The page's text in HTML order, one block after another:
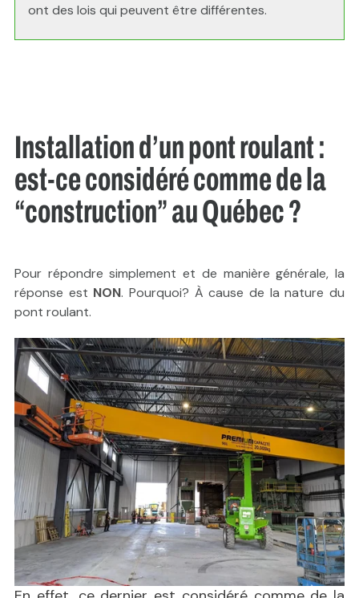
ont des lois qui peuvent être différentes.
Installation d’un pont roulant :
est-ce considéré comme de la
“construction” au Québec ?
Pour répondre simplement et de manière générale, la
réponse est NON. Pourquoi? À cause de la nature du
pont roulant.